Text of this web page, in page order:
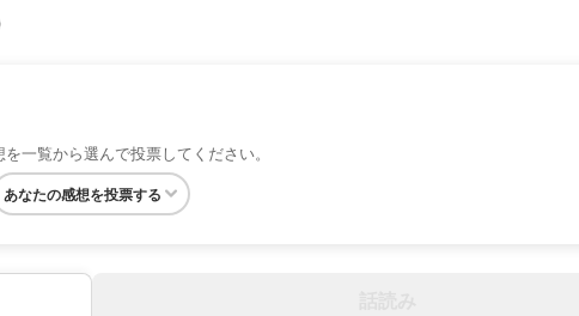
一覧から選んで投票してください。
あなたの感想を投票する